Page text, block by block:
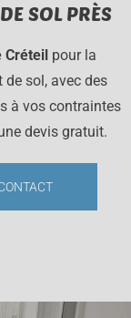
SOL PRÈS
Créteilpour la
de sol, avec des
à vos contraintes
devis gratuit.